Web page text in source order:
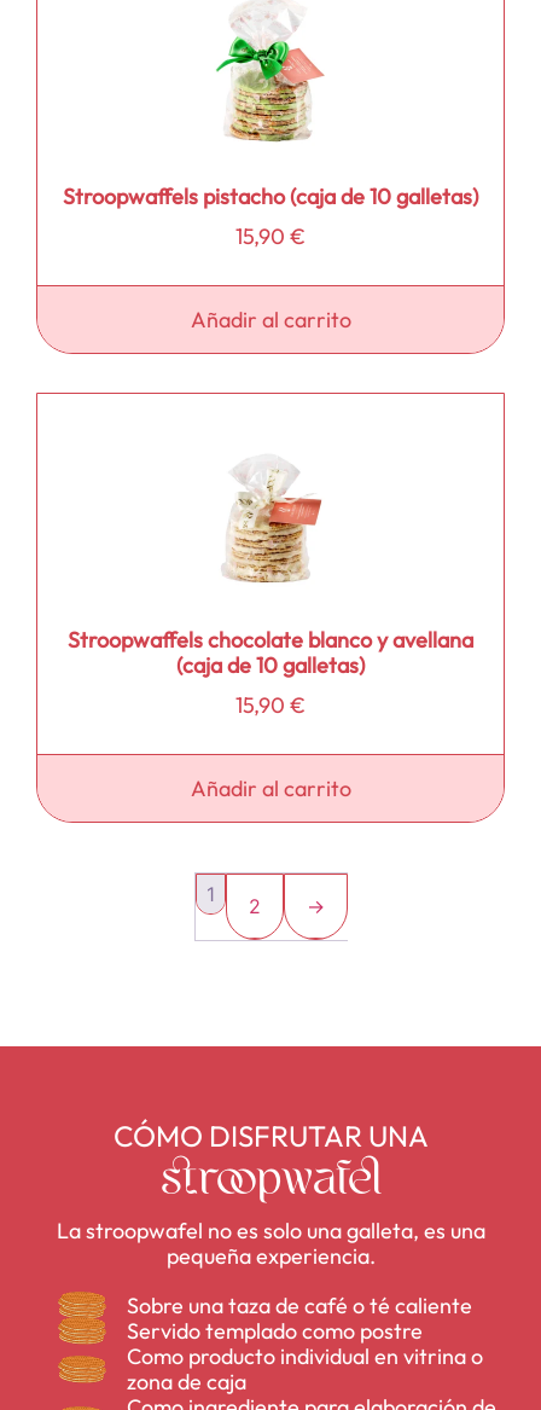
Stroopwaffels pistacho (caja de 10 galletas)
15,90 €
Añadir al carrito
Stroopwaffels chocolate blanco y avellana
(caja de 10 galletas)
15,90 €
Añadir al carrito
1 2 →
CÓMO DISFRUTAR UNA
stroopwafel
La stroopwafel no es solo una galleta, es una
pequeña experiencia.
Sobre una taza de café o té caliente
Servido templado como postre
Como producto individual en vitrina o
zona de caja